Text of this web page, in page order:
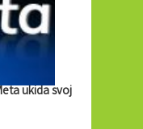
ukida svoj